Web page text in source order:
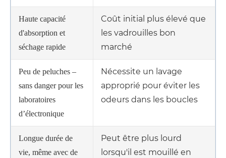
Haute capacité
d'absorption et
séchage rapide
Coût initial plus élevé que
les vadrouilles bon
marché
Peu de peluches –
sans danger pour les
laboratoires
d’électronique
Nécessite un lavage
approprié pour éviter les
odeurs dans les boucles
Longue durée de
vie, même avec de
Peut être plus lourd
lorsqu'il est mouillé en